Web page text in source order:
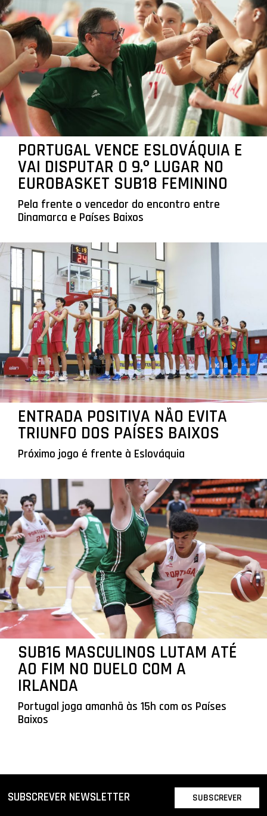
PORTUGAL VENCE ESLOVÁQUIA E
VAI DISPUTAR O 9.º LUGAR NO
EUROBASKET SUB18 FEMININO
Pela frente o vencedor do encontro entre
Dinamarca e Países Baixos
ENTRADA POSITIVA NÃO EVITA
TRIUNFO DOS PAÍSES BAIXOS
Próximo jogo é frente à Eslováquia
SUB16 MASCULINOS LUTAM ATÉ
AO FIM NO DUELO COM A
IRLANDA
Portugal joga amanhã às 15h com os Países
Baixos
SUBSCREVER NEWSLETTER SUBSCREVER